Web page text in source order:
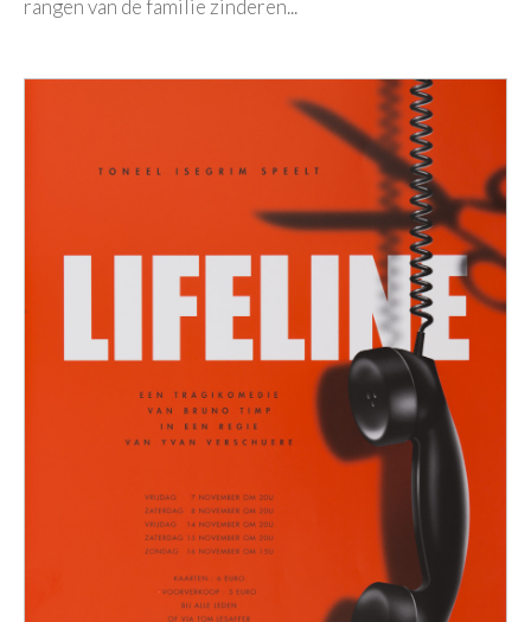
rangen van de familie zinderen...